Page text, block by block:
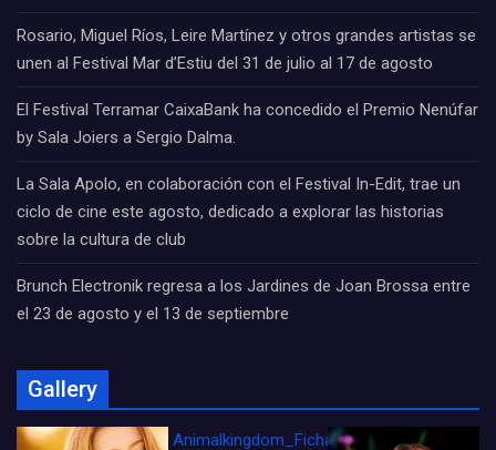
Rosario, Miguel Ríos, Leire Martínez y otros grandes artistas se
unen al Festival Mar d’Estiu del 31 de julio al 17 de agosto
El Festival Terramar CaixaBank ha concedido el Premio Nenúfar
by Sala Joiers a Sergio Dalma.
La Sala Apolo, en colaboración con el Festival In-Edit, trae un
ciclo de cine este agosto, dedicado a explorar las historias
sobre la cultura de club
Brunch Electronik regresa a los Jardines de Joan Brossa entre
el 23 de agosto y el 13 de septiembre
Gallery
Animalkingdom_FichaCine